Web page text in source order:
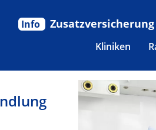
Kliniken
Info